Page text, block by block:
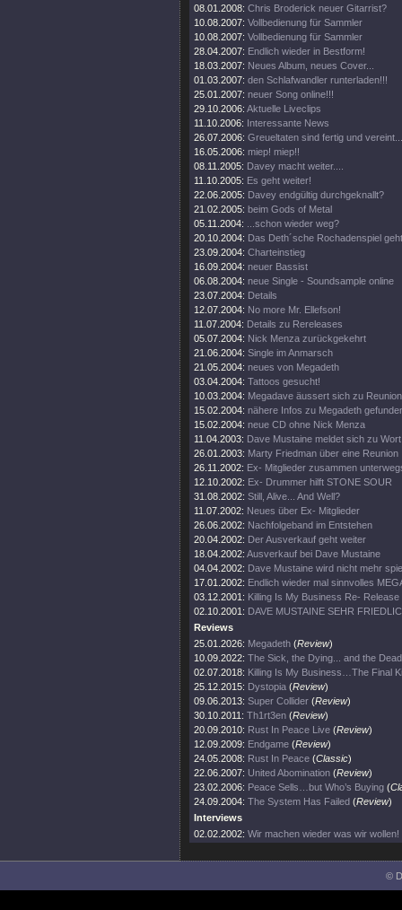
08.01.2008: Chris Broderick neuer Gitarrist?
10.08.2007: Vollbedienung für Sammler
10.08.2007: Vollbedienung für Sammler
28.04.2007: Endlich wieder in Bestform!
18.03.2007: Neues Album, neues Cover...
01.03.2007: den Schlafwandler runterladen!!!
25.01.2007: neuer Song online!!!
29.10.2006: Aktuelle Liveclips
11.10.2006: Interessante News
26.07.2006: Greueltaten sind fertig und vereint...
16.05.2006: miep! miep!!
08.11.2005: Davey macht weiter....
11.10.2005: Es geht weiter!
22.06.2005: Davey endgültig durchgeknallt?
21.02.2005: beim Gods of Metal
05.11.2004:
...schon wieder weg?
20.10.2004: Das Deth´sche Rochadenspiel
23.09.2004: Charteinstieg
16.09.2004: neuer Bassist
06.08.2004: neue Single - Soundsample online
23.07.2004: Details
12.07.2004: No more Mr. Ellefson!
11.07.2004: Details zu Rereleases
05.07.2004: Nick Menza zurückgekehrt
21.06.2004: Single im Anmarsch
21.05.2004: neues von Megadeth
03.04.2004: Tattoos gesucht!
10.03.2004: Megadave äussert sich zu Reunion
15.02.2004: nähere Infos zu Megadeth
15.02.2004: neue CD ohne Nick Menza
11.04.2003: Dave Mustaine meldet sich zu Wort
26.01.2003: Marty Friedman über eine Reunion
26.11.2002: Ex- Mitglieder zusammen
12.10.2002: Ex- Drummer hilft STONE SOUR
31.08.2002: Still, Alive... And Well?
11.07.2002: Neues über Ex- Mitglieder
26.06.2002: Nachfolgeband im Entstehen
20.04.2002: Der Ausverkauf geht weiter
18.04.2002: Ausverkauf bei Dave Mustaine
04.04.2002: Dave Mustaine wird nicht mehr
17.01.2002: Endlich wieder mal sinnvolles
03.12.2001: Killing Is My Business Re- Release
02.10.2001: DAVE MUSTAINE SEHR
Reviews
25.01.2026: Megadeth (Review)
10.09.2022: The Sick, the Dying... and the
02.07.2018: Killing Is My Business…The Final
25.12.2015: Dystopia (Review)
09.06.2013: Super Collider (Review)
30.10.2011: Th1rt3en (Review)
20.09.2010: Rust In Peace Live (Review)
12.09.2009: Endgame (Review)
24.05.2008: Rust In Peace (Classic)
22.06.2007: United Abomination (Review)
23.02.2006: Peace Sells…but Who’s Buying (
24.09.2004: The System Has Failed (Review)
Interviews
02.02.2002: Wir machen wieder was wir wollen!
©